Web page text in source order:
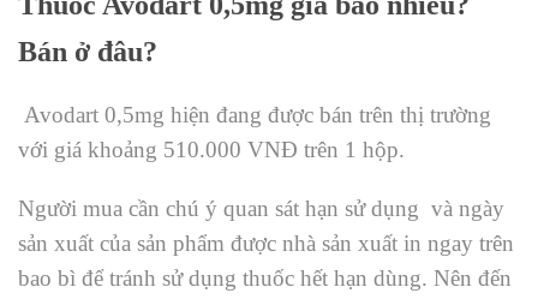
Bán ở đâu?
Avodart 0,5mg hiện đang được bán trên thị trường
với giá khoảng 510.000 VNĐ trên 1 hộp.
Người mua cần chú ý quan sát hạn sử dụng và ngày
sản xuất của sản phẩm được nhà sản xuất in ngay trên
bao bì để tránh sử dụng thuốc hết hạn dùng. Nên đến